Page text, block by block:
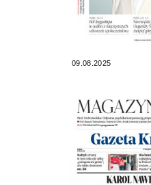
09.08.2025